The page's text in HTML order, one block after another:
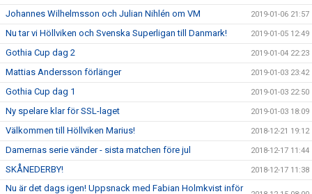
Johannes Wilhelmsson och Julian Nihlén om VM 2019-01-06 21:57
Nu tar vi Höllviken och Svenska Superligan till Danmark! 2019-01-05 12:49
Gothia Cup dag 2 2019-01-04 22:23
Mattias Andersson förlänger 2019-01-03 23:42
Gothia Cup dag 1 2019-01-03 22:50
Ny spelare klar för SSL-laget 2019-01-03 18:09
Välkommen till Höllviken Marius! 2018-12-21 19:12
Damernas serie vänder - sista matchen före jul 2018-12-17 11:44
SKÅNEDERBY! 2018-12-17 11:38
Nu är det dags igen! Uppsnack med Fabian Holmkvist inför